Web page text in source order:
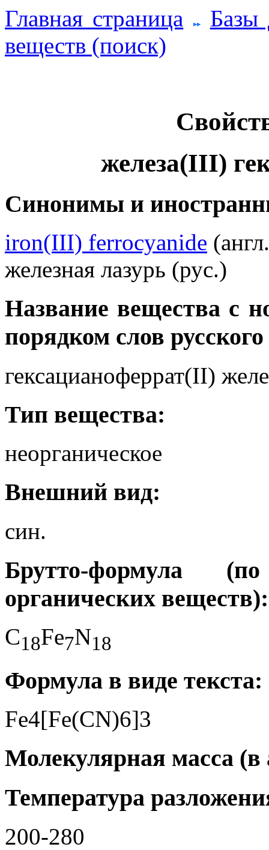
Главная страница
Базы
веществ (поиск)
железа(III)
Синонимы и
iron(III) ferrocyanide
железная лазурь (рус.)
Название вещества с
порядком слов
гексацианоферрат(II)
Тип вещества:
неорганическое
Внешний вид:
син.
Брутто-формула
органических веществ):
C18Fe7N18
Формула в виде текста:
Fe4[Fe(CN)6]3
Молекулярная масса (в
Температура
200-280